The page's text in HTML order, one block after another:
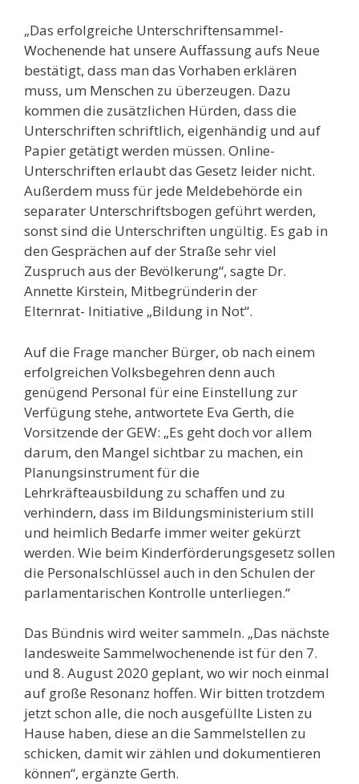
„Das erfolgreiche Unterschriftensammel-
Wochenende hat unsere Auffassung aufs Neue
bestätigt, dass man das Vorhaben erklären
muss, um Menschen zu überzeugen. Dazu
kommen die zusätzlichen Hürden, dass die
Unterschriften schriftlich, eigenhändig und auf
Papier getätigt werden müssen. Online-
Unterschriften erlaubt das Gesetz leider nicht.
Außerdem muss für jede Meldebehörde ein
separater Unterschriftsbogen geführt werden,
sonst sind die Unterschriften ungültig. Es gab in
den Gesprächen auf der Straße sehr viel
Zuspruch aus der Bevölkerung“, sagte Dr.
Annette Kirstein, Mitbegründerin der
Elternrat- Initiative „Bildung in Not“.
Auf die Frage mancher Bürger, ob nach einem
erfolgreichen Volksbegehren denn auch
genügend Personal für eine Einstellung zur
Verfügung stehe, antwortete Eva Gerth, die
Vorsitzende der GEW: „Es geht doch vor allem
darum, den Mangel sichtbar zu machen, ein
Planungsinstrument für die
Lehrkräfteausbildung zu schaffen und zu
verhindern, dass im Bildungsministerium still
und heimlich Bedarfe immer weiter gekürzt
werden. Wie beim Kinderförderungsgesetz sollen
die Personalschlüssel auch in den Schulen der
parlamentarischen Kontrolle unterliegen.“
Das Bündnis wird weiter sammeln. „Das nächste
landesweite Sammelwochenende ist für den 7.
und 8. August 2020 geplant, wo wir noch einmal
auf große Resonanz hoffen. Wir bitten trotzdem
jetzt schon alle, die noch ausgefüllte Listen zu
Hause haben, diese an die Sammelstellen zu
schicken, damit wir zählen und dokumentieren
können“, ergänzte Gerth.